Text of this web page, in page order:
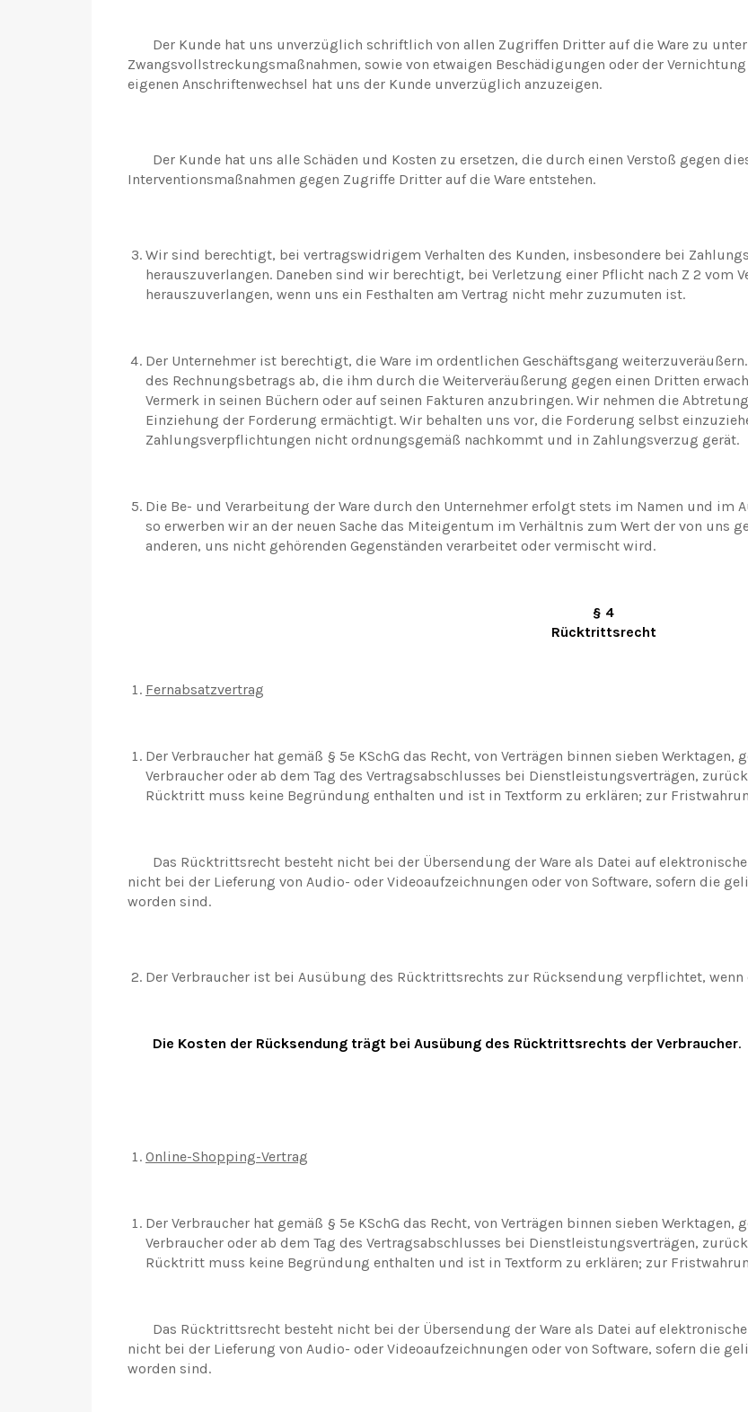
Der Kunde hat uns unverzüglich schriftlich von allen Zugriffen Dritter auf die Ware zu
Zwangsvollstreckungsmaßnahmen, sowie von etwaigen Beschädigungen oder der Vernichtung
eigenen Anschriftenwechsel hat uns der Kunde unverzüglich anzuzeigen.
Der Kunde hat uns alle Schäden und Kosten zu ersetzen, die durch einen Verstoß gegen
Interventionsmaßnahmen gegen Zugriffe Dritter auf die Ware entstehen.
Wir sind berechtigt, bei vertragswidrigem Verhalten des Kunden, insbesondere bei
herauszuverlangen. Daneben sind wir berechtigt, bei Verletzung einer Pflicht nach Z 2 vom
herauszuverlangen, wenn uns ein Festhalten am Vertrag nicht mehr zuzumuten ist.
Der Unternehmer ist berechtigt, die Ware im ordentlichen Geschäftsgang
des Rechnungsbetrags ab, die ihm durch die Weiterveräußerung gegen einen Dritten
Vermerk in seinen Büchern oder auf seinen Fakturen anzubringen. Wir nehmen die
Einziehung der Forderung ermächtigt. Wir behalten uns vor, die Forderung selbst
Zahlungsverpflichtungen nicht ordnungsgemäß nachkommt und in Zahlungsverzug gerät.
Die Be- und Verarbeitung der Ware durch den Unternehmer erfolgt stets im Namen und im
so erwerben wir an der neuen Sache das Miteigentum im Verhältnis zum Wert der von uns
anderen, uns nicht gehörenden Gegenständen verarbeitet oder vermischt wird.
§ 4
Rücktrittsrecht
Fernabsatzvertrag
Der Verbraucher hat gemäß § 5e KSchG das Recht, von Verträgen binnen sieben
Verbraucher oder ab dem Tag des Vertragsabschlusses bei Dienstleistungsverträgen,
Rücktritt muss keine Begründung enthalten und ist in Textform zu erklären; zur
Das Rücktrittsrecht besteht nicht bei der Übersendung der Ware als Datei auf
nicht bei der Lieferung von Audio- oder Videoaufzeichnungen oder von Software, sofern die
worden sind.
Der Verbraucher ist bei Ausübung des Rücktrittsrechts zur Rücksendung verpflichtet, wenn
Die Kosten der Rücksendung trägt bei Ausübung des Rücktrittsrechts der Verbraucher.
Online-Shopping-Vertrag
Der Verbraucher hat gemäß § 5e KSchG das Recht, von Verträgen binnen sieben
Verbraucher oder ab dem Tag des Vertragsabschlusses bei Dienstleistungsverträgen,
Rücktritt muss keine Begründung enthalten und ist in Textform zu erklären; zur
Das Rücktrittsrecht besteht nicht bei der Übersendung der Ware als Datei auf
nicht bei der Lieferung von Audio- oder Videoaufzeichnungen oder von Software, sofern die
worden sind.